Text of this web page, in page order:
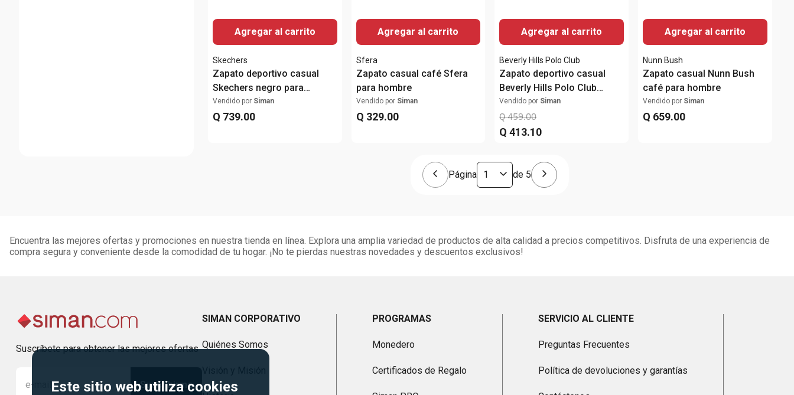
Este sitio web utiliza cookies
Agregar al carrito
Skechers
Zapato deportivo casual
Skechers negro para
hombre
Vendido por Siman
Q 739.00
Agregar al carrito
Sfera
Zapato casual café Sfera
para hombre
Vendido por Siman
Q 329.00
Agregar al carrito
Beverly Hills Polo Club
Zapato deportivo casual
Beverly Hills Polo Club
blanco/gris para hombre
Vendido por Siman
Q 459.00
Q 413.10
Agregar al carrito
Nunn Bush
Zapato casual Nunn Bush
café para hombre
Vendido por Siman
Q 659.00
Página de 5
Encuentra las mejores ofertas y promociones en nuestra tienda en línea. Explora una amplia variedad de productos de alta calidad a precios competitivos. Disfruta de una experiencia de
compra segura y conveniente desde la comodidad de tu hogar. ¡No te pierdas nuestras novedades y descuentos exclusivos!
Suscríbete para obtener las mejores ofertas
Suscribirme
SIMAN CORPORATIVO
Quiénes Somos
PROGRAMAS
Monedero
Certificados de Regalo
SERVICIO AL CLIENTE
Preguntas Frecuentes
Política de devoluciones y garantías